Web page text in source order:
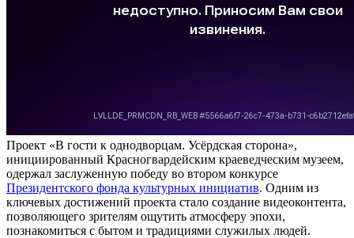
Проект «В гости к однодворцам. Усёрдская сторона»,
инициированный Красногвардейским краеведческим музеем,
одержал заслуженную победу во втором конкурсе
Президентского фонда культурных инициатив. Одним из
ключевых достижений проекта стало создание видеоконтента,
позволяющего зрителям ощутить атмосферу эпохи,
познакомиться с бытом и традициями служилых людей.